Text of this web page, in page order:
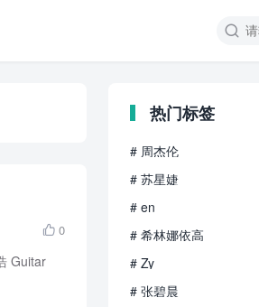

 0
Guitar
热门标签
# 周杰伦
# 苏星婕
# en
# 希林娜依高
# Zy
# 张碧晨